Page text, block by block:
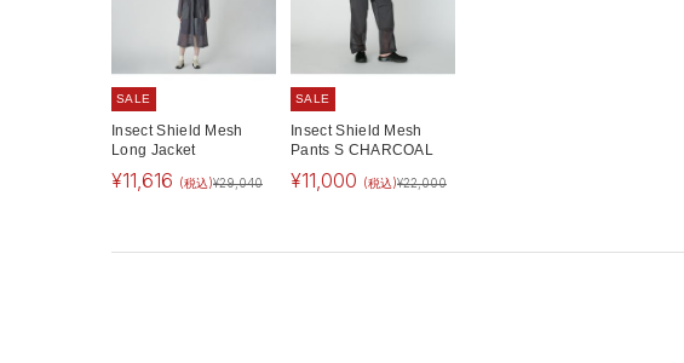
SALE
Insect Shield Mesh
Long Jacket
¥11,616 (税込)¥29,040
SALE
Insect Shield Mesh
Pants S CHARCOAL
¥11,000 (税込)¥22,000